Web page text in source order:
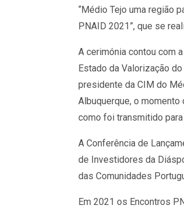
“Médio Tejo uma região
PNAID 2021”, que se
A cerimónia contou com
Estado da Valorização
presidente da CIM do
Albuquerque, o
como foi transmitido
A Conferência de
de Investidores da
das Comunidades
Em 2021 os Encontros